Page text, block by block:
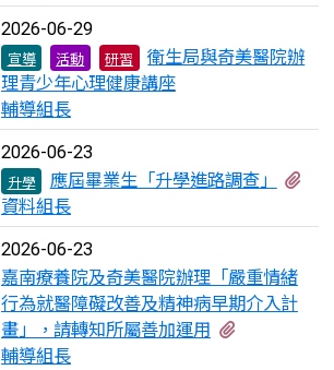
2026-06-29
宣導 活動 研習
衛生局與奇美醫院辦
理青少年心理健康講座
輔導組長
2026-06-23
升學 應屆畢業生「升學進路調查」
資料組長
2026-06-23
嘉南療養院及奇美醫院辦理「嚴重情緒
行為就醫障礙改善及精神病早期介入計
畫」，請轉知所屬善加運用
輔導組長